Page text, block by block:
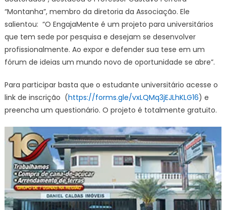
“Montanha”, membro da diretoria da Associação. Ele
salientou: “O EngajaMente é um projeto para universitários
que tem sede por pesquisa e desejam se desenvolver
profissionalmente. Ao expor e defender sua tese em um
fórum de ideias um mundo novo de oportunidade se abre”.
Para participar basta que o estudante universitário acesse o
link de inscrição (https://forms.gle/vxLQMq3jEJLhKLG16) e
preencha um questionário. O projeto é totalmente gratuito.